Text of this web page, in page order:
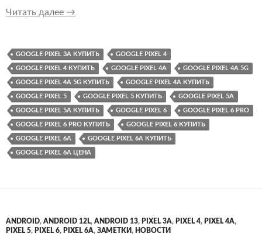
Читать далее Виджет «Экранное время» начал
→
GOOGLE PIXEL 3A КУПИТЬ GOOGLE PIXEL 4
GOOGLE PIXEL 4 КУПИТЬ GOOGLE PIXEL 4A GOOGLE PIXEL 4A 5G
GOOGLE PIXEL 4A 5G КУПИТЬ GOOGLE PIXEL 4A КУПИТЬ
GOOGLE PIXEL 5 GOOGLE PIXEL 5 КУПИТЬ GOOGLE PIXEL 5A
GOOGLE PIXEL 5A КУПИТЬ GOOGLE PIXEL 6 GOOGLE PIXEL 6 PRO
GOOGLE PIXEL 6 PRO КУПИТЬ GOOGLE PIXEL 6 КУПИТЬ
GOOGLE PIXEL 6A GOOGLE PIXEL 6A КУПИТЬ
GOOGLE PIXEL 6A ЦЕНА
ANDROID, ANDROID 12L, ANDROID 13, PIXEL 3A, PIXEL 4, PIXEL 4A,
PIXEL 5, PIXEL 6, PIXEL 6A, ЗАМЕТКИ, НОВОСТИ